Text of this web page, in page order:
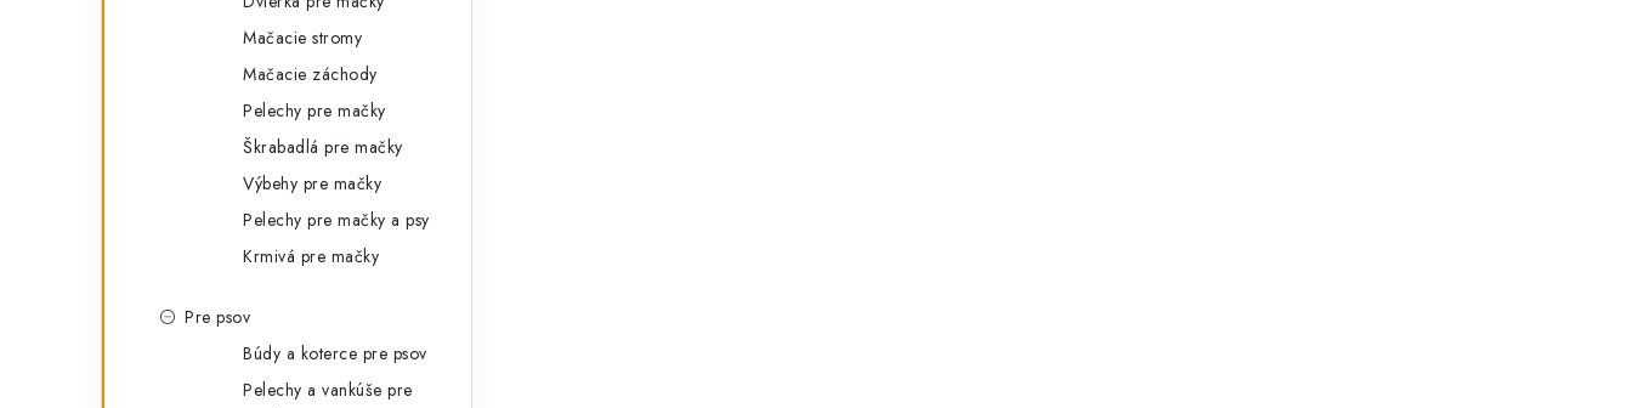
Mačacie stromy
Mačacie záchody
Pelechy pre mačky
Škrabadlá pre mačky
Výbehy pre mačky
Pelechy pre mačky a psy
Krmivá pre mačky
Pre psov
Búdy a koterce pre psov
Pelechy a vankúše pre